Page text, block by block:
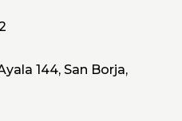
144, San Borja,